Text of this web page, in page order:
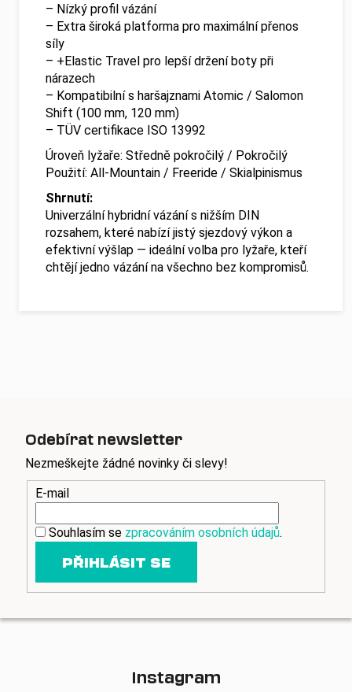
– Nízký profil vázání
– Extra široká platforma pro maximální přenos
síly
– +Elastic Travel pro lepší držení boty při
nárazech
– Kompatibilní s haršajznami Atomic / Salomon
Shift (100 mm, 120 mm)
– TÜV certifikace ISO 13992
Úroveň lyžaře: Středně pokročilý / Pokročilý
Použití: All-Mountain / Freeride / Skialpinismus
Shrnutí:
Univerzální hybridní vázání s nižším DIN
rozsahem, které nabízí jistý sjezdový výkon a
efektivní výšlap — ideální volba pro lyžaře, kteří
chtějí jedno vázání na všechno bez kompromisů.
Odebírat newsletter
Nezmeškejte žádné novinky či slevy!
E-mail
Souhlasím se zpracováním osobních údajů.
PŘIHLÁSIT SE
Instagram